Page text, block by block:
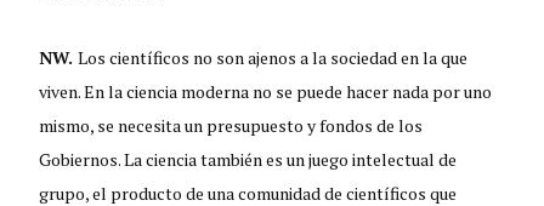
NW.Los científicos no son ajenos a la sociedad en la que
viven. En la ciencia moderna no se puede hacer nada por uno
mismo, se necesita un presupuesto y fondos de los
Gobiernos. La ciencia también es un juego intelectual de
grupo, el producto de una comunidad de científicos que